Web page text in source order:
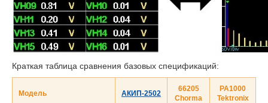
Краткая таблица сравнения базовых спецификаций:
Модель АКИП-2502
66205
Chorma
PA1000
Tektronix